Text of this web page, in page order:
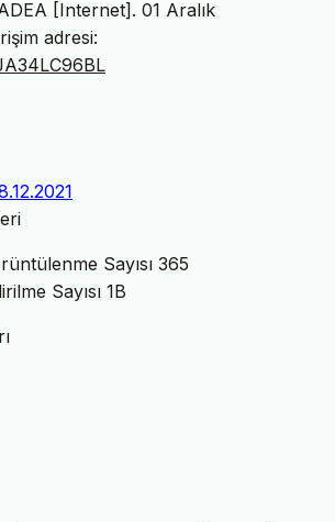
[Internet]. 01 Aralık
adresi:
Sayısı 365
Sayısı 1B